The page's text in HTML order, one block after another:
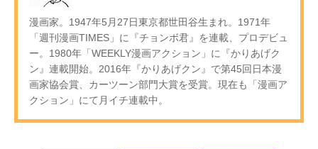
漫画家。1947年5月27日東京都世田谷生まれ。1971年
「週刊漫画TIMES」に『チョンボ君』を連載、プロデビュ
ー。1980年「WEEKLY漫画アクション」に『かりあげク
ン』連載開始。2016年『かりあげクン』で第45回日本漫
画家協会賞、カーツーン部門大賞を受賞。現在も「漫画ア
クション」にて月イチ連載中。